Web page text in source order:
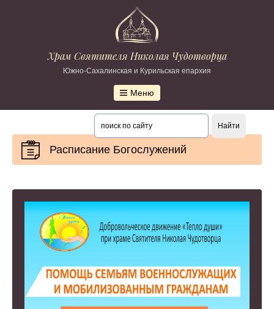
Храм Святителя Николая Чудотворца
Южно-Сахалинская и Курильская епархия
Меню
Расписание Богослужений